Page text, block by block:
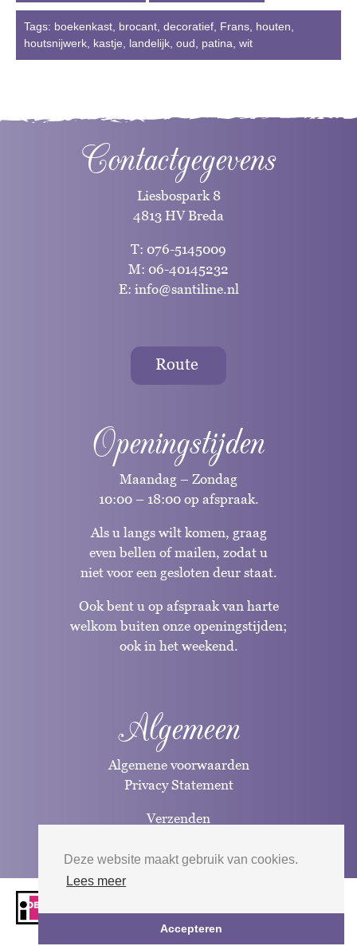
Deze website maakt gebruik van cookies.
Lees meer
Accepteren
Tags: boekenkast brocant decoratief Frans houten
houtsnijwerk kastje landelijk oud patina wit
Contactgegevens
Liesbospark 8
4813 HV Breda
T: 076-5145009
M: 06-40145232
E: info@santiline.nl
Route
Openingstijden
Maandag – Zondag
10:00 – 18:00 op afspraak.
Als u langs wilt komen, graag
even bellen of mailen, zodat u
niet voor een gesloten deur staat.
Ook bent u op afspraak van harte
welkom buiten onze openingstijden;
ook in het weekend.
Algemeen
Algemene voorwaarden
Privacy Statement
Verzenden